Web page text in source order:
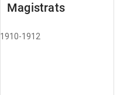
Magistrats
1910-1912